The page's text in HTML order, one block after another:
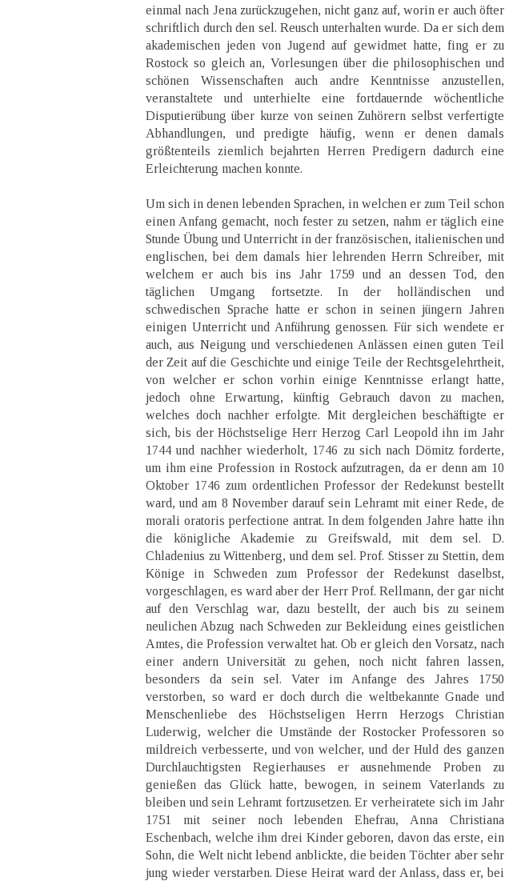
einmal nach Jena zurückzugehen, nicht ganz auf, worin er auch öfter
schriftlich durch den sel. Reusch unterhalten wurde. Da er sich dem
akademischen jeden von Jugend auf gewidmet hatte, fing er zu
Rostock so gleich an, Vorlesungen über die philosophischen und
schönen Wissenschaften auch andre Kenntnisse anzustellen,
veranstaltete und unterhielte eine fortdauernde wöchentliche
Disputierübung über kurze von seinen Zuhörern selbst verfertigte
Abhandlungen, und predigte häufig, wenn er denen damals
größtenteils ziemlich bejahrten Herren Predigern dadurch eine
Erleichterung machen konnte.
Um sich in denen lebenden Sprachen, in welchen er zum Teil schon
einen Anfang gemacht, noch fester zu setzen, nahm er täglich eine
Stunde Übung und Unterricht in der französischen, italienischen und
englischen, bei dem damals hier lehrenden Herrn Schreiber, mit
welchem er auch bis ins Jahr 1759 und an dessen Tod, den
täglichen Umgang fortsetzte. In der holländischen und
schwedischen Sprache hatte er schon in seinen jüngern Jahren
einigen Unterricht und Anführung genossen. Für sich wendete er
auch, aus Neigung und verschiedenen Anlässen einen guten Teil
der Zeit auf die Geschichte und einige Teile der Rechtsgelehrtheit,
von welcher er schon vorhin einige Kenntnisse erlangt hatte,
jedoch ohne Erwartung, künftig Gebrauch davon zu machen,
welches doch nachher erfolgte. Mit dergleichen beschäftigte er
sich, bis der Höchstselige Herr Herzog Carl Leopold ihn im Jahr
1744 und nachher wiederholt, 1746 zu sich nach Dömitz forderte,
um ihm eine Profession in Rostock aufzutragen, da er denn am 10
Oktober 1746 zum ordentlichen Professor der Redekunst bestellt
ward, und am 8 November darauf sein Lehramt mit einer Rede, de
morali oratoris perfectione antrat. In dem folgenden Jahre hatte ihn
die königliche Akademie zu Greifswald, mit dem sel. D.
Chladenius zu Wittenberg, und dem sel. Prof. Stisser zu Stettin, dem
Könige in Schweden zum Professor der Redekunst daselbst,
vorgeschlagen, es ward aber der Herr Prof. Rellmann, der gar nicht
auf den Verschlag war, dazu bestellt, der auch bis zu seinem
neulichen Abzug nach Schweden zur Bekleidung eines geistlichen
Amtes, die Profession verwaltet hat. Ob er gleich den Vorsatz, nach
einer andern Universität zu gehen, noch nicht fahren lassen,
besonders da sein sel. Vater im Anfange des Jahres 1750
verstorben, so ward er doch durch die weltbekannte Gnade und
Menschenliebe des Höchstseligen Herrn Herzogs Christian
Luderwig, welcher die Umstände der Rostocker Professoren so
mildreich verbesserte, und von welcher, und der Huld des ganzen
Durchlauchtigsten Regierhauses er ausnehmende Proben zu
genießen das Glück hatte, bewogen, in seinem Vaterlands zu
bleiben und sein Lehramt fortzusetzen. Er verheiratete sich im Jahr
1751 mit seiner noch lebenden Ehefrau, Anna Christiana
Eschenbach, welche ihm drei Kinder geboren, davon das erste, ein
Sohn, die Welt nicht lebend anblickte, die beiden Töchter aber sehr
jung wieder verstarben. Diese Heirat ward der Anlass, dass er, bei